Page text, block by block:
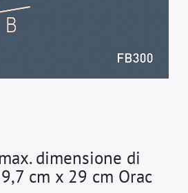
dimensione di
cm x 29 cm Orac